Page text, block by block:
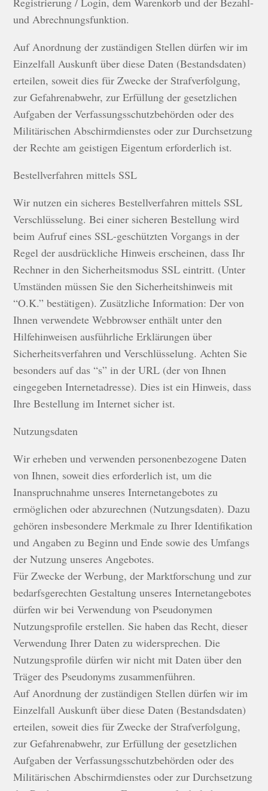
und Abrechnungsfunktion.
Auf Anordnung der zuständigen Stellen dürfen wir im
Einzelfall Auskunft über diese Daten (Bestandsdaten)
erteilen, soweit dies für Zwecke der Strafverfolgung,
zur Gefahrenabwehr, zur Erfüllung der gesetzlichen
Aufgaben der Verfassungsschutzbehörden oder des
Militärischen Abschirmdienstes oder zur Durchsetzung
der Rechte am geistigen Eigentum erforderlich ist.
Bestellverfahren mittels SSL
Wir nutzen ein sicheres Bestellverfahren mittels SSL
Verschlüsselung. Bei einer sicheren Bestellung wird
beim Aufruf eines SSL-geschützten Vorgangs in der
Regel der ausdrückliche Hinweis erscheinen, dass Ihr
Rechner in den Sicherheitsmodus SSL eintritt. (Unter
Umständen müssen Sie den Sicherheitshinweis mit
“O.K.” bestätigen). Zusätzliche Information: Der von
Ihnen verwendete Webbrowser enthält unter den
Hilfehinweisen ausführliche Erklärungen über
Sicherheitsverfahren und Verschlüsselung. Achten Sie
besonders auf das “s” in der URL (der von Ihnen
eingegeben Internetadresse). Dies ist ein Hinweis, dass
Ihre Bestellung im Internet sicher ist.
Nutzungsdaten
Wir erheben und verwenden personenbezogene Daten
von Ihnen, soweit dies erforderlich ist, um die
Inanspruchnahme unseres Internetangebotes zu
ermöglichen oder abzurechnen (Nutzungsdaten). Dazu
gehören insbesondere Merkmale zu Ihrer Identifikation
und Angaben zu Beginn und Ende sowie des Umfangs
der Nutzung unseres Angebotes.
Für Zwecke der Werbung, der Marktforschung und zur
bedarfsgerechten Gestaltung unseres Internetangebotes
dürfen wir bei Verwendung von Pseudonymen
Nutzungsprofile erstellen. Sie haben das Recht, dieser
Verwendung Ihrer Daten zu widersprechen. Die
Nutzungsprofile dürfen wir nicht mit Daten über den
Träger des Pseudonyms zusammenführen.
Auf Anordnung der zuständigen Stellen dürfen wir im
Einzelfall Auskunft über diese Daten (Bestandsdaten)
erteilen, soweit dies für Zwecke der Strafverfolgung,
zur Gefahrenabwehr, zur Erfüllung der gesetzlichen
Aufgaben der Verfassungsschutzbehörden oder des
Militärischen Abschirmdienstes oder zur Durchsetzung